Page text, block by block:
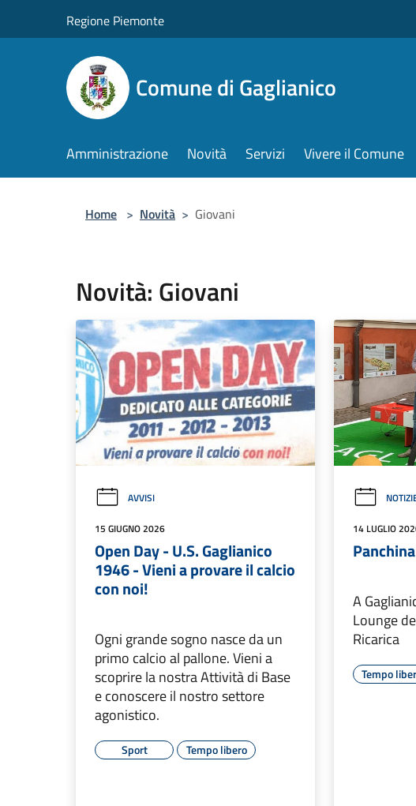
Regione Piemonte
Comune di Gaglianico
Amministrazione Novità Servizi Vivere il Comune
Home > Novità > Giovani
Novità: Giovani
AVVISI
15 GIUGNO 2026
Open Day - U.S. Gaglianico
1946 - Vieni a provare il calcio
con noi!
Ogni grande sogno nasce da un
primo calcio al pallone. Vieni a
scoprire la nostra Attività di Base
e conoscere il nostro settore
agonistico.
Sport Tempo libero
14 LUGLIO
A
Lounge
Ricarica
Tempo